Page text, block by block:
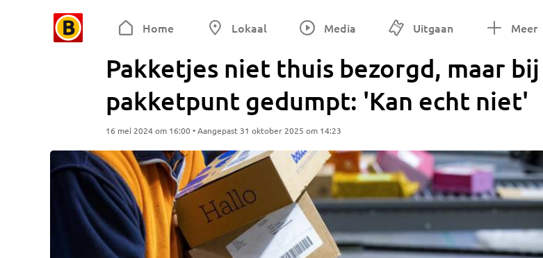
Home Lokaal Media Uitgaan Meer
Pakketjes niet thuis bezorgd, maar bij
pakketpunt gedumpt: 'Kan echt niet'
16 mei 2024 om 16:00 • Aangepast 31 oktober 2025 om 14:23